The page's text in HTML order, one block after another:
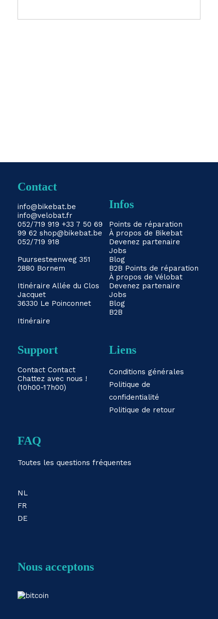
Contact
info@bikebat.be
info@velobat.fr
052/719 919 +33 7 50 69
99 62 shop@bikebat.be
052/719 918
Puursesteenweg 351
2880 Bornem
Itinéraire Allée du Clos
Jacquet
36330 Le Poinconnet
Itinéraire
Infos
Points de réparation
À propos de Bikebat
Devenez partenaire
Jobs
Blog
B2B Points de réparation
À propos de Vélobat
Devenez partenaire
Jobs
Blog
B2B
Support
Contact Contact
Chattez avec nous !
(10h00-17h00)
Liens
Conditions générales
Politique de
confidentialité
Politique de retour
FAQ
Toutes les questions fréquentes
NL
FR
DE
Nous acceptons